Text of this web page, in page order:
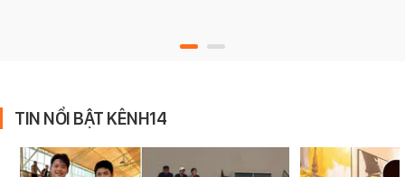
TIN NỔI BẬT KÊNH14